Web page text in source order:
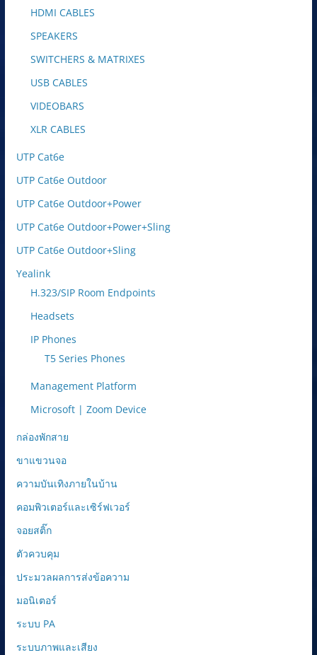
HDMI CABLES
SPEAKERS
SWITCHERS & MATRIXES
USB CABLES
VIDEOBARS
XLR CABLES
UTP Cat6e
UTP Cat6e Outdoor
UTP Cat6e Outdoor+Power
UTP Cat6e Outdoor+Power+Sling
UTP Cat6e Outdoor+Sling
Yealink
H.323/SIP Room Endpoints
Headsets
IP Phones
T5 Series Phones
Management Platform
Microsoft | Zoom Device
กล่องพักสาย
ขาแขวนจอ
ความบันเทิงภายในบ้าน
คอมพิวเตอร์และเซิร์ฟเวอร์
จอยสติ๊ก
ตัวควบคุม
ประมวลผลการส่งข้อความ
มอนิเตอร์
ระบบ PA
ระบบภาพและเสียง